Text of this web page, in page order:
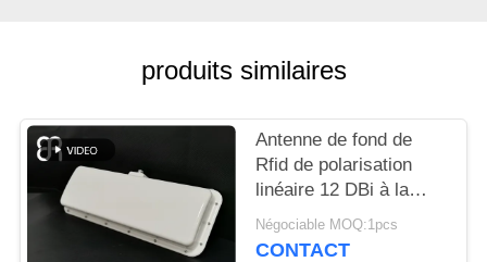
NOUVELLES
TOUS
LES
produits similaires
Antenne de fond de
Rfid de polarisation
linéaire 12 DBi à la
gestion de véhicule de
bande de fréquence
Négociable MOQ:1pcs
CONTACT